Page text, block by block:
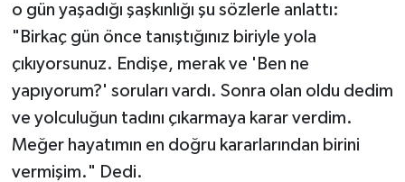
o gün yaşadığı şaşkınlığı şu sözlerle anlattı:
"Birkaç gün önce tanıştığınız biriyle yola
çıkıyorsunuz. Endişe, merak ve 'Ben ne
yapıyorum?' soruları vardı. Sonra olan oldu dedim
ve yolculuğun tadını çıkarmaya karar verdim.
Meğer hayatımın en doğru kararlarından birini
vermişim." Dedi.